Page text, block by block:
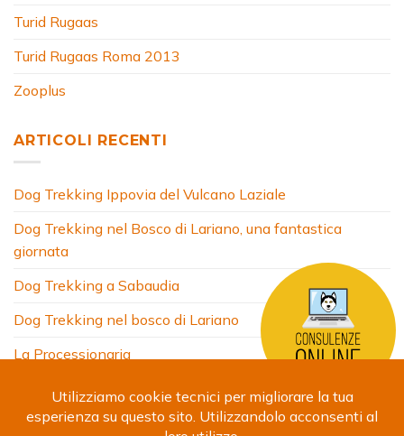
Turid Rugaas
Turid Rugaas Roma 2013
Zooplus
ARTICOLI RECENTI
Dog Trekking Ippovia del Vulcano Laziale
Dog Trekking nel Bosco di Lariano, una fantastica
giornata
Dog Trekking a Sabaudia
Dog Trekking nel bosco di Lariano
La Processionaria